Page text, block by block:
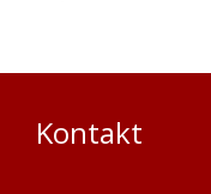
Kontakt